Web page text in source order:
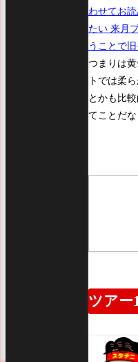
わせてお
たい 来月
うことで
つまりは
トでは柔
とかも比
てことだな
ツアー